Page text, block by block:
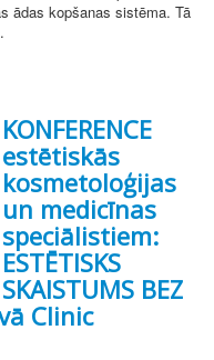
ādas kopšanas sistēma. Tā
KONFERENCE
estētiskās
kosmetoloģijas
un medicīnas
speciālistiem:
ESTĒTISKS
SKAISTUMS BEZ
Clinic